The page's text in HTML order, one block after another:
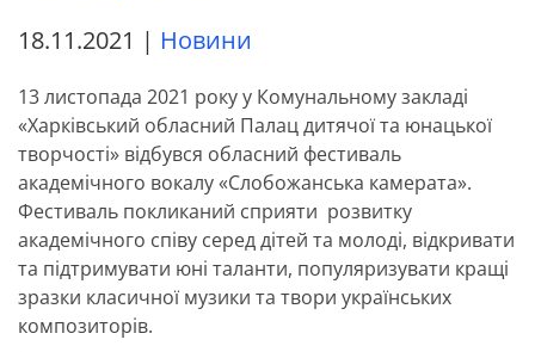
18.11.2021 | Новини
13 листопада 2021 року у Комунальному закладі
«Харківський обласний Палац дитячої та юнацької
творчості» відбувся обласний фестиваль
академічного вокалу «Слобожанська камерата».
Фестиваль покликаний сприяти розвитку
академічного співу серед дітей та молоді, відкривати
та підтримувати юні таланти, популяризувати кращі
зразки класичної музики та твори українських
композиторів.